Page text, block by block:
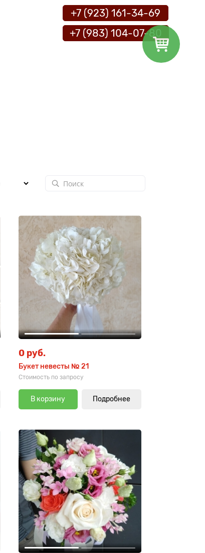
+7 (923) 161-34-69
+7 (983) 104-07-80
Заказать обратный звонок
0 руб.
Букет невесты № 21
Стоимость по запросу
В корзину Подробнее